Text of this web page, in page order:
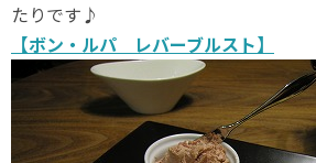
たりです♪
【ボン・ルパ レバーブルスト】